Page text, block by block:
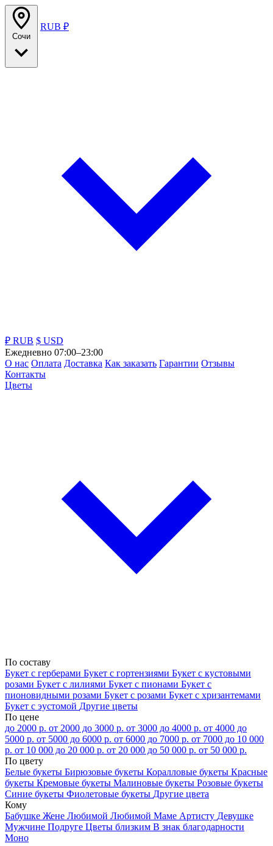
Сочи
RUB ₽
₽ RUB $ USD
Ежедневно 07:00–23:00
О нас Оплата Доставка Как заказать Гарантии Отзывы
Контакты
Цветы
По составу
Букет с герберами Букет с гортензиями Букет с кустовыми
розами Букет с лилиями Букет с пионами Букет с
пионовидными розами Букет с розами Букет с хризантемами
Букет с эустомой Другие цветы
По цене
до 2000 р. от 2000 до 3000 р. от 3000 до 4000 р. от 4000 до
5000 р. от 5000 до 6000 р. от 6000 до 7000 р. от 7000 до 10 000
р. от 10 000 до 20 000 р. от 20 000 до 50 000 р. от 50 000 р.
По цвету
Белые букеты Бирюзовые букеты Коралловые букеты Красные
букеты Кремовые букеты Малиновые букеты Розовые букеты
Синие букеты Фиолетовые букеты Другие цвета
Кому
Бабушке Жене Любимой Любимой Маме Артисту Девушке
Мужчине Подруге Цветы близким В знак благодарности
Моно